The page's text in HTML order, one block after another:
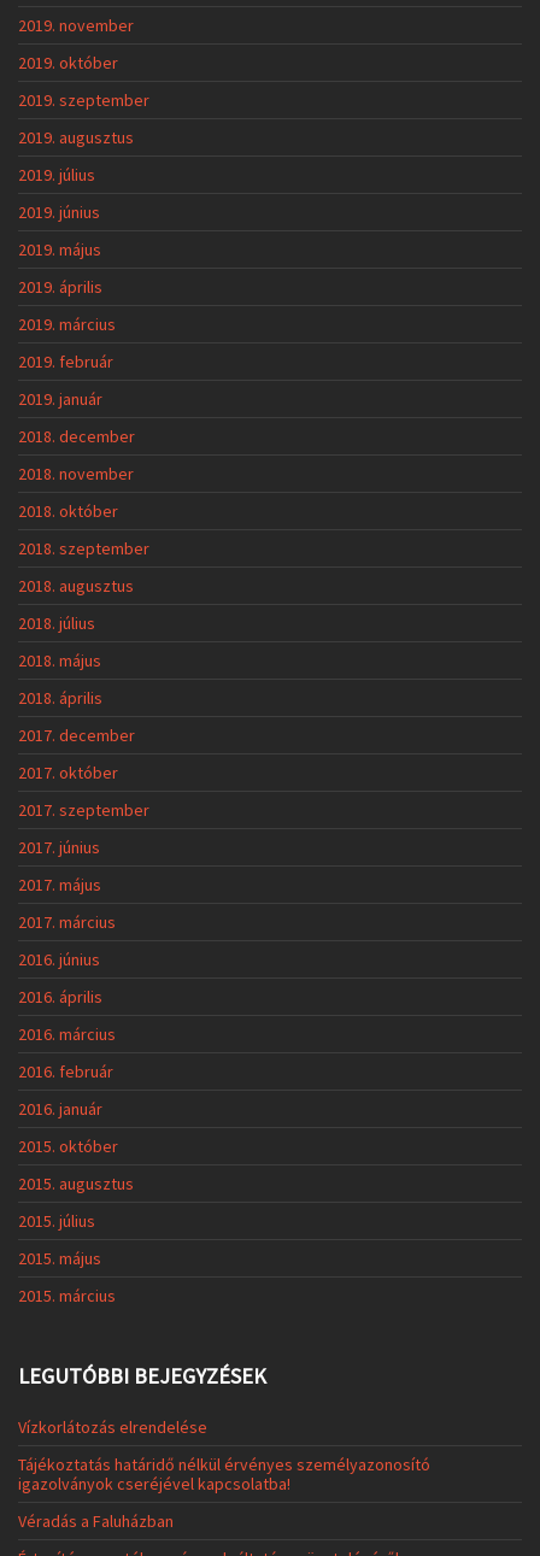
2019. november
2019. október
2019. szeptember
2019. augusztus
2019. július
2019. június
2019. május
2019. április
2019. március
2019. február
2019. január
2018. december
2018. november
2018. október
2018. szeptember
2018. augusztus
2018. július
2018. május
2018. április
2017. december
2017. október
2017. szeptember
2017. június
2017. május
2017. március
2016. június
2016. április
2016. március
2016. február
2016. január
2015. október
2015. augusztus
2015. július
2015. május
2015. március
LEGUTÓBBI BEJEGYZÉSEK
Vízkorlátozás elrendelése
Tájékoztatás határidő nélkül érvényes személyazonosító
igazolványok cseréjével kapcsolatba!
Véradás a Faluházban